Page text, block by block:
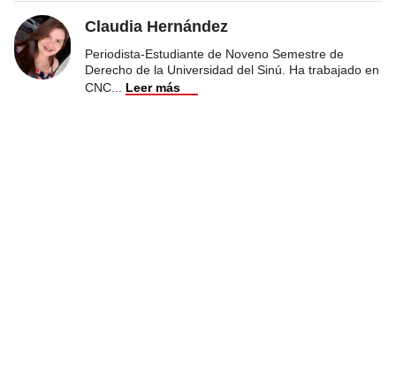
Claudia Hernández
Periodista-Estudiante de Noveno Semestre de
Derecho de la Universidad del Sinú. Ha trabajado en
CNC
Leer más